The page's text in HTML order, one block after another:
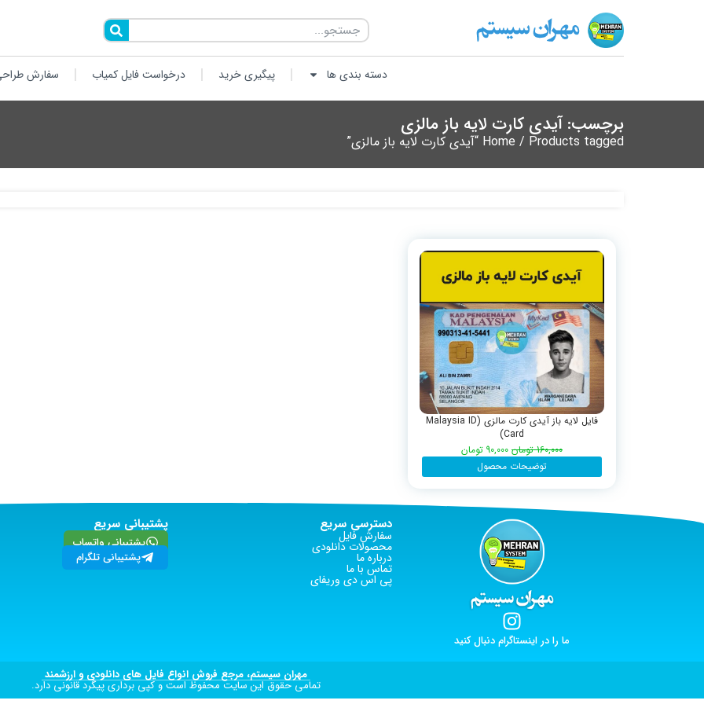
دسته بندی ها پیگیری خرید درخواست فایل کمیاب سفارش
برچسب: آیدی کارت لایه باز مالزی
Home / Products tagged “آیدی کارت لایه باز مالزی”
فایل لایه باز آیدی کارت مالزی (Malaysia ID
Card)
160,000 تومان 90,000 تومان
توضیحات محصول
ما را در اینستاگرام دنبال کنید
دسترسی سریع
سفارش فایل
محصولات دانلودی
درباره ما
تماس با ما
پی اس دی وریفای
پشتیبانی سریع
پشتیبانی واتساپ
پشتیبانی تلگرام
مهران سیستم، مرجع فروش انواع فایل های دانلودی و ارزشمند
تمامی حقوق این سایت محفوظ است و کپی برداری پیگرد قانونی دارد.